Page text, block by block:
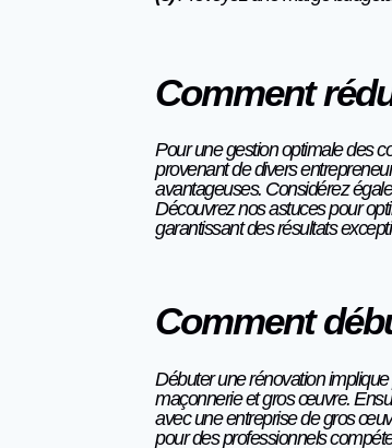
Comment
Pour une gestion optimale des
provenant de divers
avantageuses. Considérez
Découvrez nos astuces pour
garantissant des résultats
Comment
Débuter une rénovation
maçonnerie et gros œuvre.
avec une entreprise de gros
pour des professionnels